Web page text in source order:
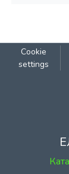
Cookie
settings